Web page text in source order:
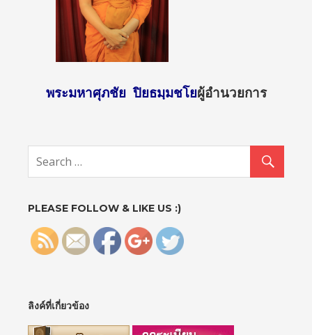
พระมหาศุภชัย ปิยธมฺมชโยผู้อำนวยการ
PLEASE FOLLOW & LIKE US :)
http://sun
ac.th/?
nt_id=130
5">
ลิงค์ที่เกี่ยวข้อง